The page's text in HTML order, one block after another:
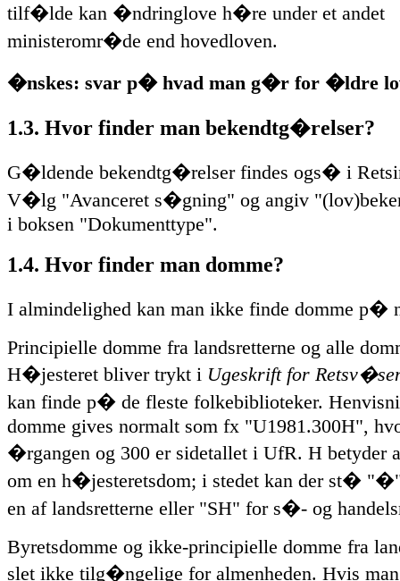
tilf�lde kan �ndringlove h�re under et andet
ministeromr�de end hovedloven.
�nskes: svar p� hvad man g�r for �ldre
1.3. Hvor finder man bekendtg�relser?
G�ldende bekendtg�relser findes ogs� i
V�lg "Avanceret s�gning" og angiv
i boksen "Dokumenttype".
1.4. Hvor finder man domme?
I almindelighed kan man ikke finde domme p�
Principielle domme fra landsretterne og alle
H�jesteret bliver trykt i Ugeskrift for
kan finde p� de fleste folkebiblioteker.
domme gives normalt som fx "U1981.300H",
�rgangen og 300 er sidetallet i UfR. H betyder
om en h�jesteretsdom; i stedet kan der st�
en af landsretterne eller "SH" for s�- og
Byretsdomme og ikke-principielle domme fra
slet ikke tilg�ngelige for almenheden. Hvis